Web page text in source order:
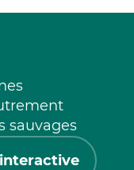
sauvages